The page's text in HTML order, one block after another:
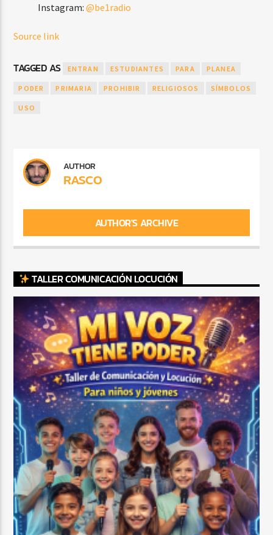
Instagram:@be1radio
Source link
TAGGED AS ENTRAN ESTUDIANTES PARA PLANEA
PODER PRIMARIA PROHIBIR RELIGIOSOS SÍMBOLOS
USO
AUTHOR
RASCO
AUTHOR'S ARCHIVE
TALLER COMUNICACIÓN LOCUCIÓN